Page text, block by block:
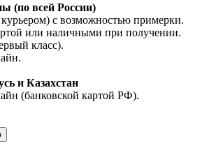
(по всей России)
с возможностью примерки.
или наличными при получении.
класс).
и Казахстан
(банковской картой РФ).